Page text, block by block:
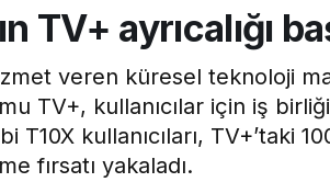
TV+ ayrıcalığı
veren küresel teknoloji
TV+, kullanıcılar için iş
kullanıcıları, TV+’taki
fırsatı yakaladı.